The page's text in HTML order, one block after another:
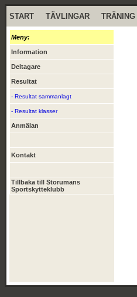
START TÄVLINGAR TRÄNING
Meny:
Information
Deltagare
Resultat
- Resultat sammanlagt
- Resultat klasser
Anmälan
Kontakt
Tillbaka till Storumans
Sportskytteklubb